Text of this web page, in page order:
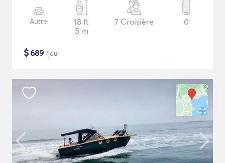
Autre
18 ft
5 m
7 Croisière 0
$689 /jour